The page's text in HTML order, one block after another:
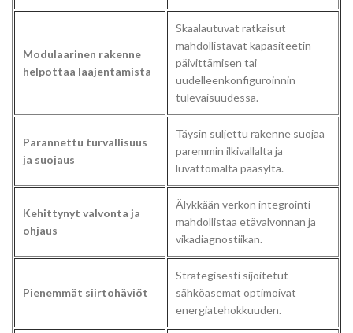
Modulaarinen rakenne
helpottaa laajentamista
Skaalautuvat ratkaisut
mahdollistavat kapasiteetin
päivittämisen tai
uudelleenkonfiguroinnin
tulevaisuudessa.
Parannettu turvallisuus
ja suojaus
Täysin suljettu rakenne suojaa
paremmin ilkivallalta ja
luvattomalta pääsyltä.
Kehittynyt valvonta ja
ohjaus
Älykkään verkon integrointi
mahdollistaa etävalvonnan ja
vikadiagnostiikan.
Pienemmät siirtohäviöt
Strategisesti sijoitetut
sähköasemat optimoivat
energiatehokkuuden.